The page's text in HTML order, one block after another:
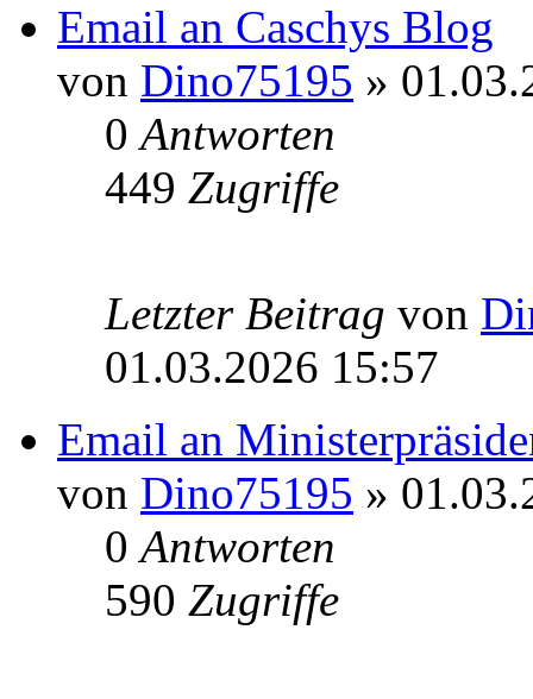
Email an Caschys Blog
von Dino75195 »
0Antworten
449 Zugriffe
Letzter Beitrag von
01.03.2026 15:57
Email an
von Dino75195 »
0Antworten
590 Zugriffe